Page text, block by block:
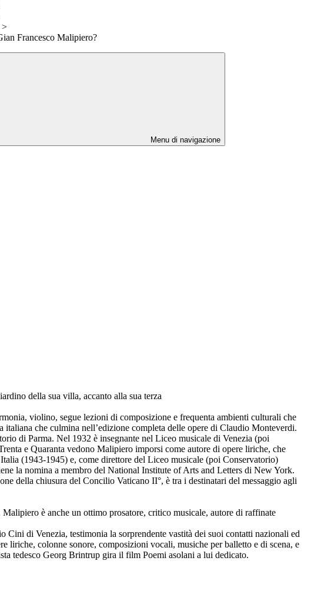
>
Francesco Malipiero?
Menu di navigazione
della sua villa, accanto alla sua terza
violino, segue lezioni di composizione e frequenta ambienti culturali che
che culmina nell’edizione completa delle opere di Claudio Monteverdi.
di Parma. Nel 1932 è insegnante nel Liceo musicale di Venezia (poi
e Quaranta vedono Malipiero imporsi come autore di opere liriche, che
(1943-1945) e, come direttore del Liceo musicale (poi Conservatorio)
la nomina a membro del National Institute of Arts and Letters di New York.
della chiusura del Concilio Vaticano II°, è tra i destinatari del messaggio agli
è anche un ottimo prosatore, critico musicale, autore di raffinate
di Venezia, testimonia la sorprendente vastità dei suoi contatti nazionali ed
liriche, colonne sonore, composizioni vocali, musiche per balletto e di scena, e
tedesco Georg Brintrup gira il film Poemi asolani a lui dedicato.